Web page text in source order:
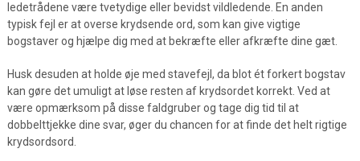
ledetrådene være tvetydige eller bevidst vildledende. En anden
typisk fejl er at overse krydsende ord, som kan give vigtige
bogstaver og hjælpe dig med at bekræfte eller afkræfte dine gæt.
Husk desuden at holde øje med stavefejl, da blot ét forkert bogstav
kan gøre det umuligt at løse resten af krydsordet korrekt. Ved at
være opmærksom på disse faldgruber og tage dig tid til at
dobbelttjekke dine svar, øger du chancen for at finde det helt rigtige
krydsordsord.